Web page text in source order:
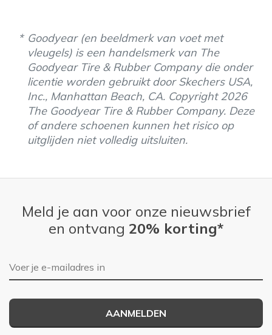
Goodyear (en beeldmerk van voet met
vleugels) is een handelsmerk van The
Goodyear Tire & Rubber Company die onder
licentie worden gebruikt door Skechers USA,
Inc., Manhattan Beach, CA. Copyright 2026
The Goodyear Tire & Rubber Company. Deze
of andere schoenen kunnen het risico op
uitglijden niet volledig uitsluiten.
Meld je aan voor onze nieuwsbrief
en ontvang 20% korting*
E-mailadres
AANMELDEN